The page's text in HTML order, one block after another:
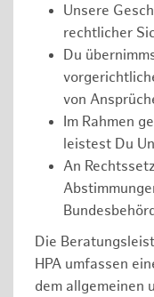
Unsere
rechtlicher
Du
von
Im Rahmen
leistest Du
An
Die
HPA umfassen
dem allgemeinen